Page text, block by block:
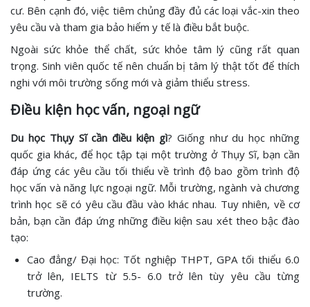
cư. Bên cạnh đó, việc tiêm chủng đầy đủ các loại vắc-xin theo
yêu cầu và tham gia bảo hiểm y tế là điều bắt buộc.
Ngoài sức khỏe thể chất, sức khỏe tâm lý cũng rất quan
trọng. Sinh viên quốc tế nên chuẩn bị tâm lý thật tốt để thích
nghi với môi trường sống mới và giảm thiểu stress.
Điều kiện học vấn, ngoại ngữ
Du học Thụy Sĩ cần điều kiện gì? Giống như du học những
quốc gia khác, để học tập tại một trường ở Thụy Sĩ, bạn cần
đáp ứng các yêu cầu tối thiểu về trình độ bao gồm trình độ
học vấn và năng lực ngoại ngữ. Mỗi trường, ngành và chương
trình học sẽ có yêu cầu đầu vào khác nhau. Tuy nhiên, về cơ
bản, bạn cần đáp ứng những điều kiện sau xét theo bậc đào
tạo:
Cao đẳng/ Đại học: Tốt nghiệp THPT, GPA tối thiểu 6.0
trở lên, IELTS từ 5.5- 6.0 trở lên tùy yêu cầu từng
trường.